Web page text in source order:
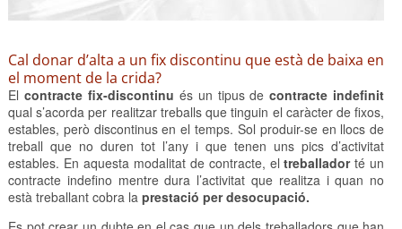
Cal donar d’alta a un fix discontinu que està de baixa en
el moment de la crida?
El contracte fix-discontinu és un tipus decontracte indefinit
qual s’acorda per realitzar treballs que tinguin el caràcter de fixos,
estables, però discontinus en el temps. Sol produir-se en llocs de
treball que no duren tot l’any i que tenen uns pics d’activitat
estables. En aquesta modalitat de contracte, eltreballadorté un
contracte indefino mentre dura l’activitat que realitza i quan no
està treballant cobra la prestació per desocupació.